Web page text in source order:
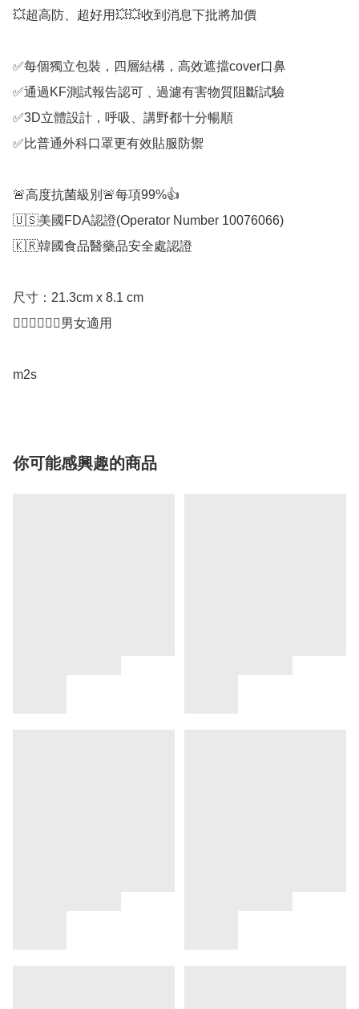
💥超高防、超好用💥💥收到消息下批將加價
✅每個獨立包裝，四層結構，高效遮擋cover口鼻
✅通過KF測試報告認可﹑過濾有害物質阻斷試驗
✅3D立體設計，呼吸、講野都十分暢順
✅比普通外科口罩更有效貼服防禦
🚨高度抗菌級別🚨每項99%👍
🇺🇸美國FDA認證(Operator Number 10076066)
🇰🇷韓國食品醫藥品安全處認證
尺寸：21.3cm x 8.1 cm
🙍🏻‍♂️🙎🏻‍♀️男女適用
m2s
你可能感興趣的商品